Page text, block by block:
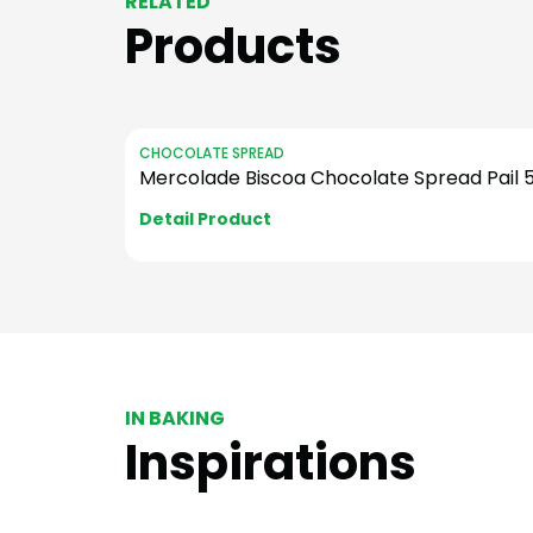
Products
CHOCOLATE SPREAD
Mercolade Biscoa Chocolate Spread Pail
Detail Product
IN BAKING
Inspirations